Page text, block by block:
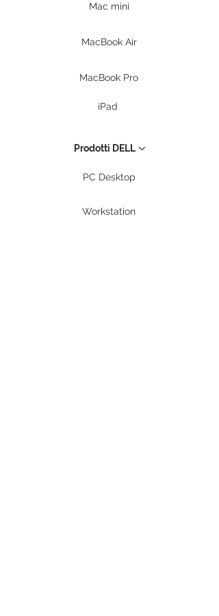
Mac mini
MacBook Air
MacBook Pro
iPad
Prodotti DELL
PC Desktop
Workstation